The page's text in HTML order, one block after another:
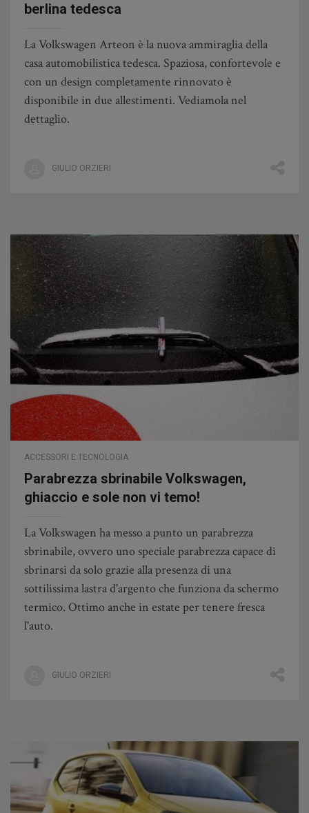
berlina tedesca
La Volkswagen Arteon è la nuova ammiraglia della
casa automobilistica tedesca. Spaziosa, confortevole e
con un design completamente rinnovato è
disponibile in due allestimenti. Vediamola nel
dettaglio.
GIULIO ORZIERI
ACCESSORI E TECNOLOGIA
Parabrezza sbrinabile Volkswagen,
ghiaccio e sole non vi temo!
La Volkswagen ha messo a punto un parabrezza
sbrinabile, ovvero uno speciale parabrezza capace di
sbrinarsi da solo grazie alla presenza di una
sottilissima lastra d'argento che funziona da schermo
termico. Ottimo anche in estate per tenere fresca
l'auto.
GIULIO ORZIERI